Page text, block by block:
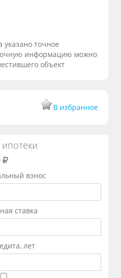
указано точное
информацию можно
объект
В избранное
взнос
ставка
лет